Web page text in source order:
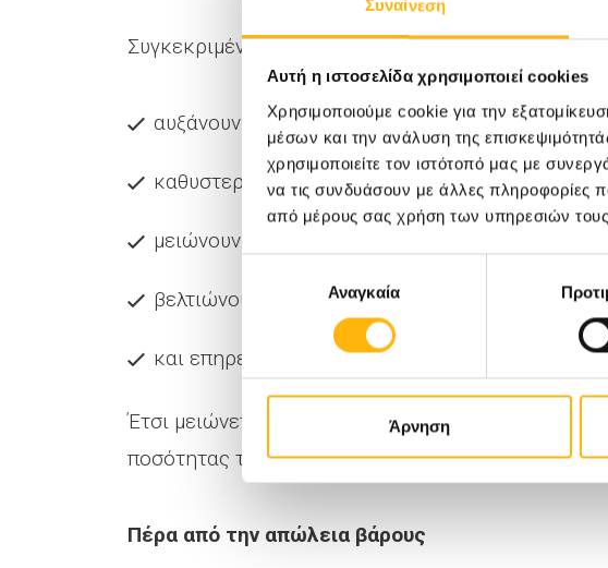
Συναίνεση
Αυτή η ιστοσελίδα χρησιμοποιεί cookies
Χρησιμοποιούμε cookie για την
μέσων και την ανάλυση της
χρησιμοποιείτε τον ιστότοπό μας με
να τις συνδυάσουν με άλλες πληροφορίες
από μέρους σας χρήση των υπηρεσιών
συγκατάθεσηςΑναγκαία
Άρνηση
Συγκεκριμένα:
αυξάνουν το αίσθημα κορεσμού,
καθυστερούν τη γαστρική κένωση,
μειώνουν τη θερμιδική πρόσληψη,
βελτιώνουν τον γλυκαιμικό έλεγχο,
και επηρεάζουν τα κέντρα πείνας και
Έτσι μειώνεται η έντονη επιθυμία για τροφή και
ποσότητας των γευμάτων.
Πέρα από την απώλεια βάρους